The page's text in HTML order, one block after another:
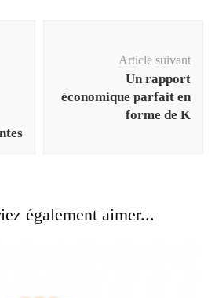
Article suivant
Un rapport
économique parfait en
forme de K
également aimer...